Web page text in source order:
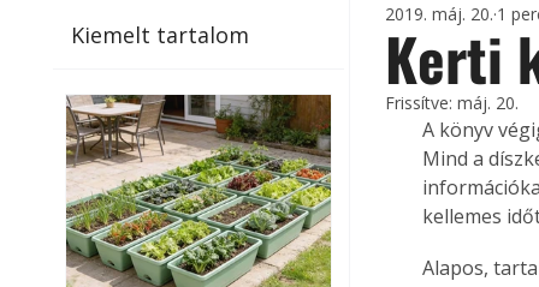
Kiemelt tartalom Kerti
2019. máj. 20. 1
Frissítve:máj. 20.
A könyv
Mind a
kellemes
Alapos,